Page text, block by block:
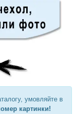
умовляйте в
картинки!